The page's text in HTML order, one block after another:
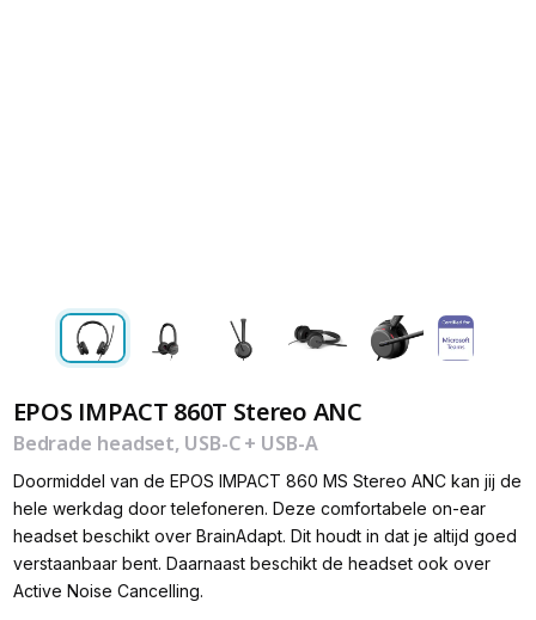
EPOS IMPACT 860T Stereo ANC
Bedrade headset, USB-C + USB-A
Doormiddel van de EPOS IMPACT 860 MS Stereo ANC kan jij de
hele werkdag door telefoneren. Deze comfortabele on-ear
headset beschikt over BrainAdapt. Dit houdt in dat je altijd goed
verstaanbaar bent. Daarnaast beschikt de headset ook over
Active Noise Cancelling.